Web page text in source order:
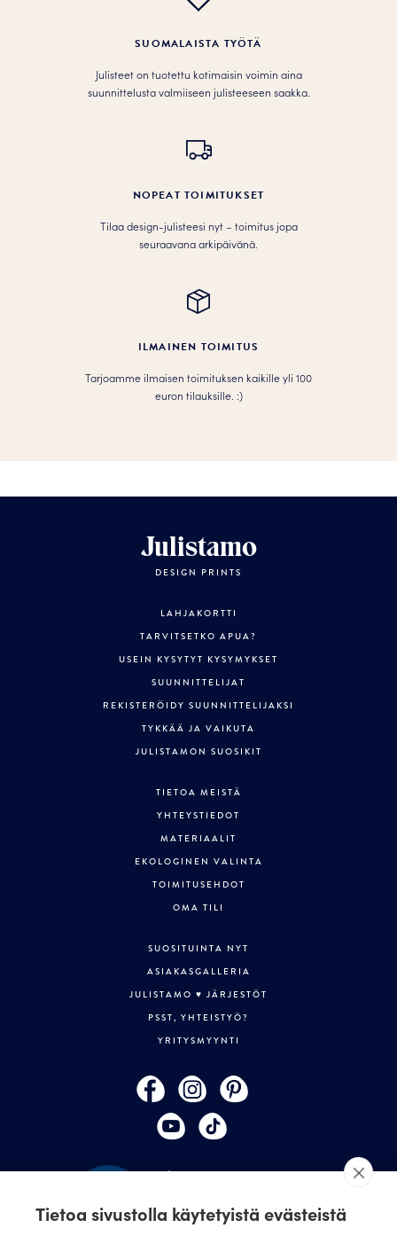
SUOMALAISTA TYÖTÄ
Julisteet on tuotettu kotimaisin voimin aina
suunnittelusta valmiiseen julisteeseen saakka.
NOPEAT TOIMITUKSET
Tilaa design-julisteesi nyt – toimitus jopa
seuraavana arkipäivänä.
ILMAINEN TOIMITUS
Tarjoamme ilmaisen toimituksen kaikille yli 100
euron tilauksille. :­­)
Julistamo
DESIGN PRINTS
LAHJAKORTTI
TARVITSETKO APUA?
USEIN KYSYTYT KYSYMYKSET
SUUNNITTELIJAT
REKISTERÖIDY SUUNNITTELIJAKSI
TYKKÄÄ JA VAIKUTA
JULISTAMON SUOSIKIT
TIETOA MEISTÄ
YHTEYSTIEDOT
MATERIAALIT
EKOLOGINEN VALINTA
TOIMITUSEHDOT
OMA TILI
SUOSITUINTA NYT
ASIAKASGALLERIA
JULISTAMO ♥ JÄRJESTÖT
PSST, YHTEISTYÖ?
YRITYSMYYNTI
Tietoa sivustolla käytetyistä evästeistä